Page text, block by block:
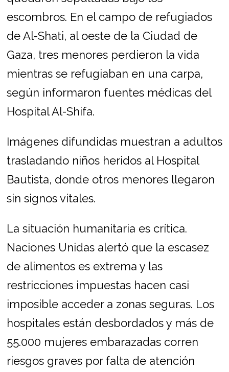
escombros. En el campo de refugiados
de Al-Shati, al oeste de la Ciudad de
Gaza, tres menores perdieron la vida
mientras se refugiaban en una carpa,
según informaron fuentes médicas del
Hospital Al-Shifa.
Imágenes difundidas muestran a adultos
trasladando niños heridos al Hospital
Bautista, donde otros menores llegaron
sin signos vitales.
La situación humanitaria es crítica.
Naciones Unidas alertó que la escasez
de alimentos es extrema y las
restricciones impuestas hacen casi
imposible acceder a zonas seguras. Los
hospitales están desbordados y más de
55.000 mujeres embarazadas corren
riesgos graves por falta de atención